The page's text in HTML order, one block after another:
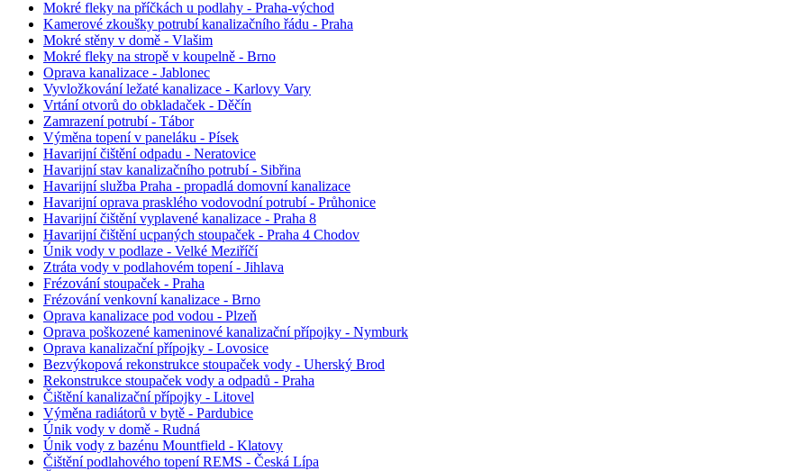
Mokré fleky na příčkách u podlahy - Praha-východ
Kamerové zkoušky potrubí kanalizačního řádu - Praha
Mokré stěny v domě - Vlašim
Mokré fleky na stropě v koupelně - Brno
Oprava kanalizace - Jablonec
Vyvložkování ležaté kanalizace - Karlovy Vary
Vrtání otvorů do obkladaček - Děčín
Zamrazení potrubí - Tábor
Výměna topení v paneláku - Písek
Havarijní čištění odpadu - Neratovice
Havarijní stav kanalizačního potrubí - Sibřina
Havarijní služba Praha - propadlá domovní kanalizace
Havarijní oprava prasklého vodovodní potrubí - Průhonice
Havarijní čištění vyplavené kanalizace - Praha 8
Havarijní čištění ucpaných stoupaček - Praha 4 Chodov
Únik vody v podlaze - Velké Meziříčí
Ztráta vody v podlahovém topení - Jihlava
Frézování stoupaček - Praha
Frézování venkovní kanalizace - Brno
Oprava kanalizace pod vodou - Plzeň
Oprava poškozené kameninové kanalizační přípojky - Nymburk
Oprava kanalizační přípojky - Lovosice
Bezvýkopová rekonstrukce stoupaček vody - Uherský Brod
Rekonstrukce stoupaček vody a odpadů - Praha
Čištění kanalizační přípojky - Litovel
Výměna radiátorů v bytě - Pardubice
Únik vody v domě - Rudná
Únik vody z bazénu Mountfield - Klatovy
Čištění podlahového topení REMS - Česká Lípa